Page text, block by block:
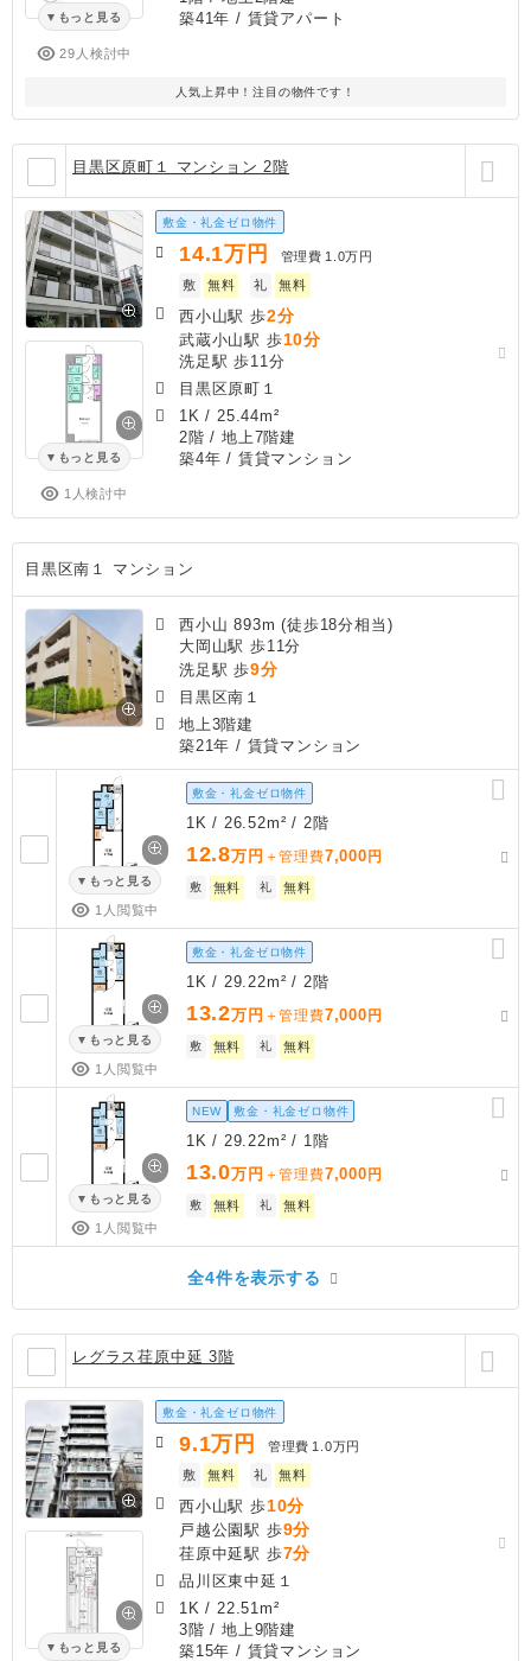
もっと見る
29人検討中
築41年 / 賃貸アパート
人気上昇中！注目の物件です！
目黒区原町１ マンション 2階
もっと見る
1人検討中
敷金・礼金ゼロ物件
14.1万円 管理費 1.0万円
敷
無料 礼 無料
西小山駅 歩2分
武蔵小山駅 歩10分
洗足駅 歩11分
目黒区原町１
1K / 25.44m²
2階 / 地上7階建
築4年 / 賃貸マンション
目黒区南１ マンション
西小山 893m (徒歩18分相当)
大岡山駅 歩11分
洗足駅 歩9分
目黒区南１
地上3階建
築21年 / 賃貸マンション
もっと見る
1人閲覧中
敷金・礼金ゼロ物件
1K / 26.52m² / 2階
12.8万円 ＋管理費7,000 円
敷 無料 礼 無料
もっと見る
1人閲覧中
敷金・礼金ゼロ物件
1K / 29.22m² / 2階
13.2万円 ＋管理費7,000 円
敷 無料 礼 無料
もっと見る
1人閲覧中
NEW 敷金・礼金ゼロ物件
1K / 29.22m² / 1階
13.0万円 ＋管理費7,000 円
敷 無料 礼 無料
全4件を表示する
レグラス荏原中延 3階
もっと見る
敷金・礼金ゼロ物件
9.1万円 管理費 1.0万円
敷
無料 礼 無料
西小山駅 歩10分
戸越公園駅 歩9分
荏原中延駅 歩7分
品川区東中延１
1K / 22.51m²
3階 / 地上9階建
築15年 / 賃貸マンション